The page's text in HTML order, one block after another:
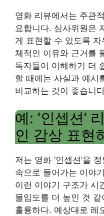
영화 리뷰에서는 주관
요합니다. 심사위원은
게 표현할 수 있도록
체적인 이유와 근거를
독자들이 이해하기 더
할 때에는 사실과 예시
비교하는 것이 좋습니
예: ‘인셉션’
인 감상 표현
저는 영화 ‘인셉션’을
속으로 들어가는 이야
이런 이야기 구조가 시
몰입도를 더 높인 것
훌륭하다. 예상대로 레